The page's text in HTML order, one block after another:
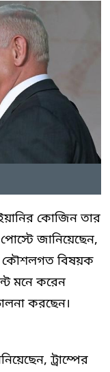
কোজিন তার
জানিয়েছেন,
কৌশলগত বিষয়ক
মনে করেন
করছেন।
ট্রাম্পের